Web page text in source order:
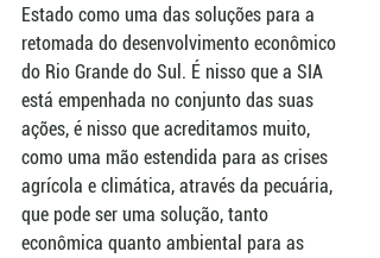
Estado como uma das soluções para a
retomada do desenvolvimento econômico
do Rio Grande do Sul. É nisso que a SIA
está empenhada no conjunto das suas
ações, é nisso que acreditamos muito,
como uma mão estendida para as crises
agrícola e climática, através da pecuária,
que pode ser uma solução, tanto
econômica quanto ambiental para as